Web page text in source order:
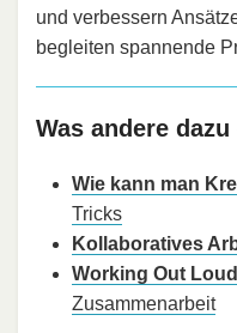
und verbessern
begleiten spannende
Was andere
Wie kann man
Tricks
Kollaboratives
Working Out
Zusammenarbeit